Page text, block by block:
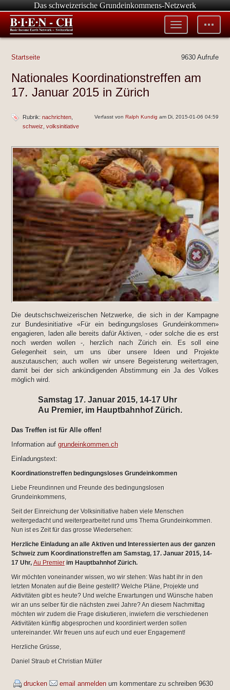
Das schweizerische Grundeinkommens-Netzwerk
Toggle
tools
Toggle
menu
9630 Aufrufe
Startseite
Nationales Koordinationstreffen am
17. Januar 2015 in Zürich
Verfasst vonRalph Kundig am Di, 2015-01-06 04:59
Rubrik: nachrichten
schweiz volksinitiative
Die deutschschweizerischen Netzwerke, die sich in der Kampagne
zur Bundesinitiative «Für ein bedingungsloses Grundeinkommen»
engagieren, laden alle bereits dafür Aktiven, - oder solche die es erst
noch werden wollen -, herzlich nach Zürich ein. Es soll eine
Gelegenheit sein, um uns über unsere Ideen und Projekte
auszutauschen; auch wollen wir unsere Begeisterung weitertragen,
damit bei der sich ankündigenden Abstimmung ein Ja des Volkes
möglich wird.
Samstag 17. Januar 2015, 14-17 Uhr
Au Premier, im Hauptbahnhof Zürich.
Das Treffen ist für Alle offen!
Information auf grundeinkommen.ch
Einladungstext:
Koordinationstreffen bedingungsloses Grundeinkommen
Liebe Freundinnen und Freunde des bedingungslosen
Grundeinkommens,
Seit der Einreichung der Volksinitiative haben viele Menschen
weitergedacht und weitergearbeitet rund ums Thema Grundeinkommen.
Nun ist es Zeit für das grosse Wiedersehen:
Herzliche Einladung an alle Aktiven und Interessierten aus der ganzen
Schweiz zum Koordinationstreffen am Samstag, 17. Januar 2015, 14-
17 Uhr, Au Premierim Hauptbahnhof Zürich.
Wir möchten voneinander wissen, wo wir stehen: Was habt ihr in den
letzten Monaten auf die Beine gestellt? Welche Pläne, Projekte und
Aktivitäten gibt es heute? Und welche Erwartungen und Wünsche haben
wir an uns selber für die nächsten zwei Jahre? An diesem Nachmittag
möchten wir zudem die Frage diskutieren, inwiefern die verschiedenen
Aktivitäten künftig abgesprochen und koordiniert werden sollen
untereinander. Wir freuen uns auf euch und euer Engagement!
Herzliche Grüsse,
Daniel Straub et Christian Müller
drucken email anmeldenum kommentare zu schreiben 9630